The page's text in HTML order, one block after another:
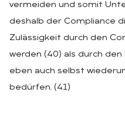
vermeiden und somit
deshalb der Compliance
Zulässigkeit durch den
werden (40) als durch
eben auch selbst
bedürfen. (41)